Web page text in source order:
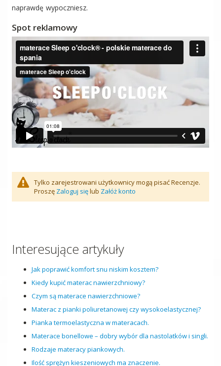
naprawdę wypoczniesz.
Spot reklamowy
Tylko zarejestrowani użytkownicy mogą pisać Recenzje.
Proszę Zaloguj sięlub Załóż konto
Interesujące artykuły
Jak poprawić komfort snu niskim kosztem?
Kiedy kupić materac nawierzchniowy?
Czym są materace nawierzchniowe?
Materac z pianki poliuretanowej czy wysokoelastycznej?
Pianka termoelastyczna w materacach.
Materace bonellowe – dobry wybór dla nastolatków i singli.
Rodzaje materacy piankowych.
Ilość sprężyn kieszeniowych ma znaczenie.